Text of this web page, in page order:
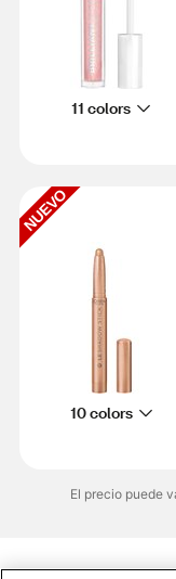
11 colors
NUEVO
10 colors
El precio puede